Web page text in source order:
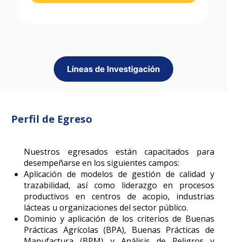
Perfil de Egreso
Nuestros egresados están capacitados para
desempeñarse en los siguientes campos:
Aplicación de modelos de gestión de calidad y
trazabilidad, así como liderazgo en procesos
productivos en centros de acopio, industrias
lácteas u organizaciones del sector público.
Dominio y aplicación de los criterios de Buenas
Prácticas Agrícolas (BPA), Buenas Prácticas de